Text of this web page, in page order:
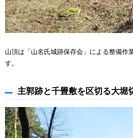
山頂は「山名氏城跡保存会」による整備作
す。
主郭跡と千畳敷を区切る大堀